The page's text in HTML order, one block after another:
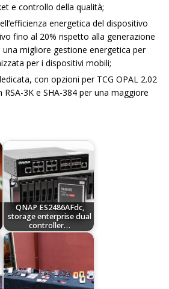
e controllo della qualità;
energetica del dispositivo
fino al 20% rispetto alla generazione
migliore gestione energetica per
per i dispositivi mobili;
con opzioni per TCG OPAL 2.02
RSA-3K e SHA-384 per una maggiore
QNAP ES2486AFdc,
storage enterprise dual
controller…